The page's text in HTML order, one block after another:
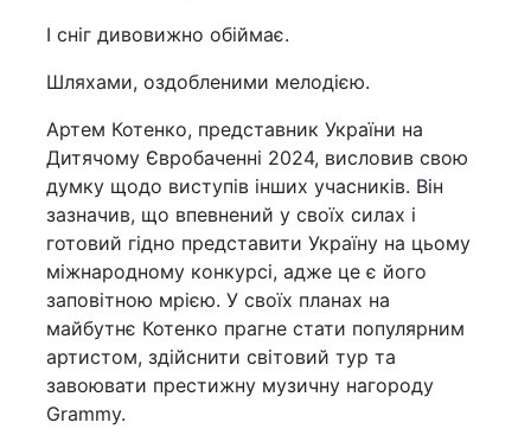
І сніг дивовижно обіймає.
Шляхами, оздобленими мелодією.
Артем Котенко, представник України на
Дитячому Євробаченні 2024, висловив свою
думку щодо виступів інших учасників. Він
зазначив, що впевнений у своїх силах і
готовий гідно представити Україну на цьому
міжнародному конкурсі, адже це є його
заповітною мрією. У своїх планах на
майбутнє Котенко прагне стати популярним
артистом, здійснити світовий тур та
завоювати престижну музичну нагороду
Grammy.